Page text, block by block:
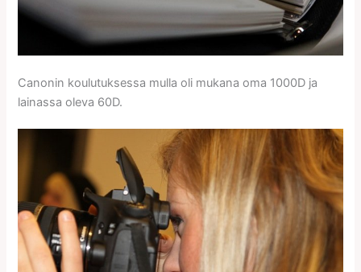
Canonin koulutuksessa mulla oli mukana oma 1000D ja
lainassa oleva 60D.